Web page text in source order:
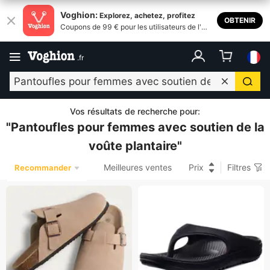
Voghion: Explorez, achetez, profitez
Coupons de 99 € pour les utilisateurs de l'ap
OBTENIR
.fr
Vos résultats de recherche pour:
"Pantoufles pour femmes avec soutien de la
voûte plantaire"
Recommander Meilleures ventes Prix Filtres